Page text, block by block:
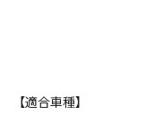
【適合車種】